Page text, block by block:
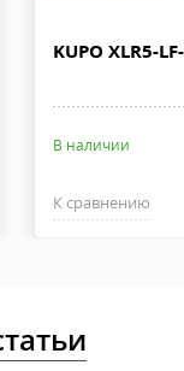
ПОЧТА РОССИИ
предоплаты,
KUPO XLR5-
В наличии
К сравнению